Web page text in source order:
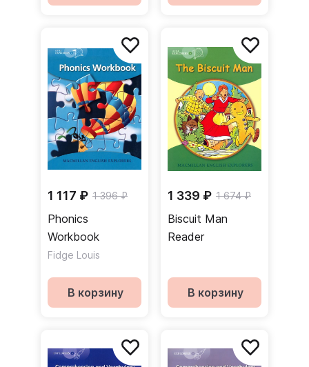
1 117 ₽ 1 396 ₽
Phonics
Workbook
Fidge Louis
В корзину
1 339 ₽ 1 674 ₽
Biscuit Man
Reader
В корзину